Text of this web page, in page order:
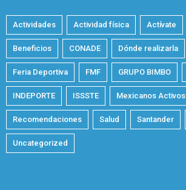
Actividades Actividad física Actívate
Beneficios CONADE Dónde realizarla
Feria Deportiva FMF GRUPO BIMBO
INDEPORTE ISSSTE Mexicanos Activos
Recomendaciones Salud Santander
Uncategorized